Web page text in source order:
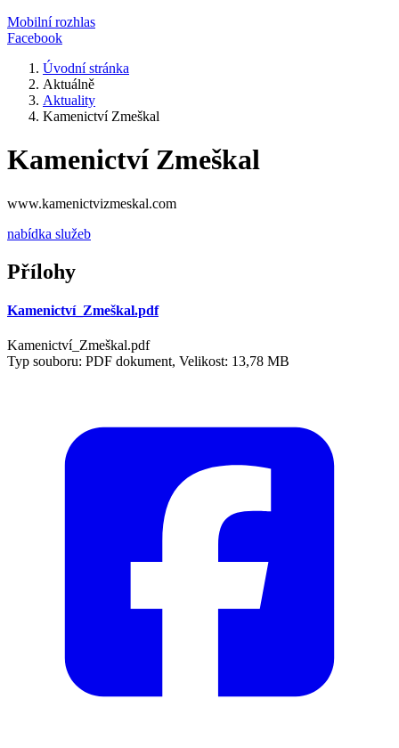
Mobilní rozhlas
Facebook
Úvodní stránka
Aktuálně
Aktuality
Kamenictví Zmeškal
Kamenictví Zmeškal
www.kamenictvizmeskal.com
nabídka služeb
Přílohy
Kamenictví_Zmeškal.pdf
Kamenictví_Zmeškal.pdf
Typ souboru: PDF dokument, Velikost: 13,78 MB